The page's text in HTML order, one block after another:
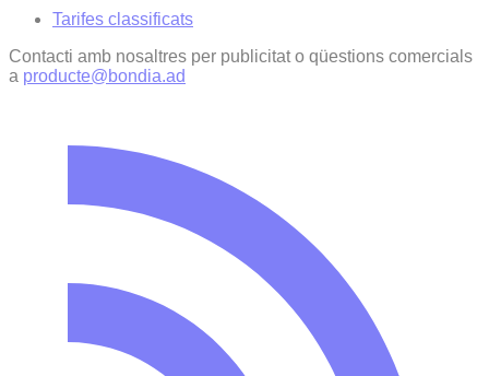
Tarifes classificats
Contacti amb nosaltres per publicitat o qüestions comercials
a producte@bondia.ad